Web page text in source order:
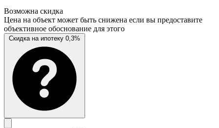
Возможна скидка
Цена на объект может быть снижена если вы предоставите
объективное обоснование для этого
Скидка на ипотеку 0,3%